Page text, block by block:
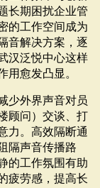
长期困扰企业管
的工作空间成为
音解决方案，逐
汉泛悦中心这样
用愈发凸显。
少外界声音对员
顾问）交谈、打
力。高效隔断通
隔声音传播路
的工作氛围有助
疲劳感，提高长